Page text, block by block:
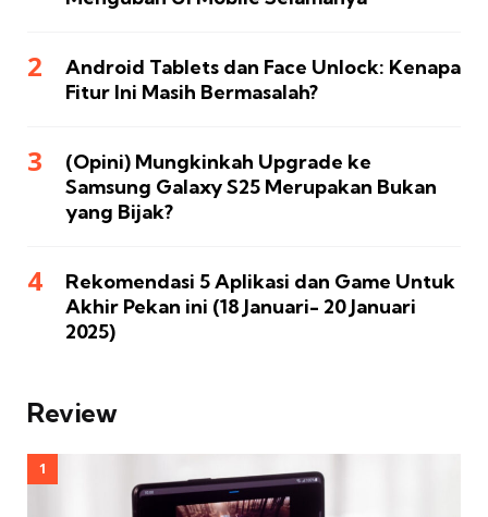
Android Tablets dan Face Unlock: Kenapa
Fitur Ini Masih Bermasalah?
(Opini) Mungkinkah Upgrade ke
Samsung Galaxy S25 Merupakan Bukan
yang Bijak?
Rekomendasi 5 Aplikasi dan Game Untuk
Akhir Pekan ini (18 Januari- 20 Januari
2025)
Review